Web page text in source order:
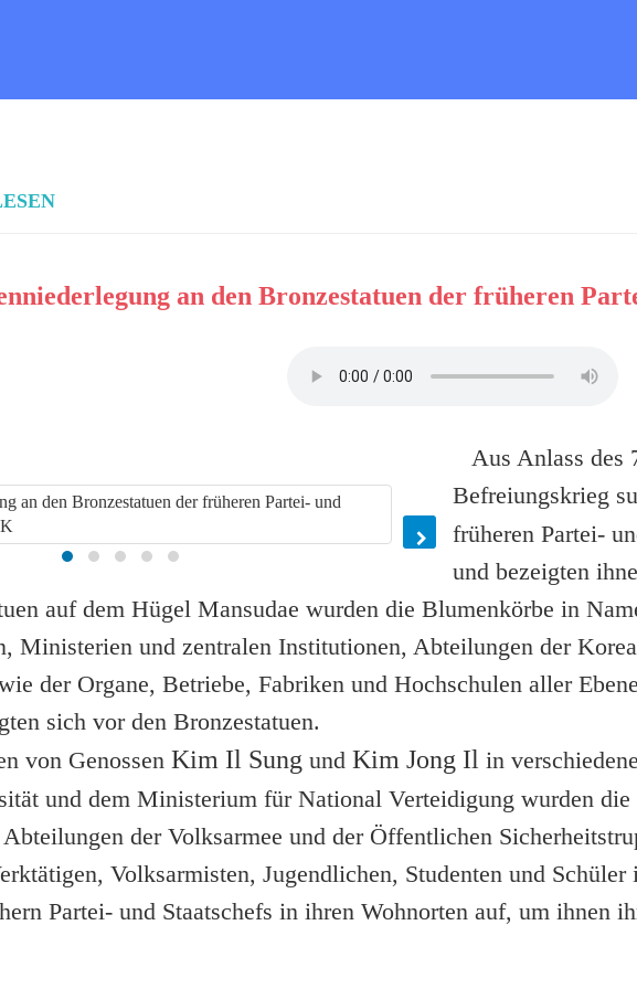
an den Bronzestatuen der früheren
Aus Anlass des
Befreiungskrieg
früheren Partei-
und bezeigten
auf dem Hügel Mansudae wurden die Blumenkörbe in
Ministerien und zentralen Institutionen, Abteilungen der
der Organe, Betriebe, Fabriken und Hochschulen aller
sich vor den Bronzestatuen.
von Genossen Kim Il Sung und Kim Jong Il in
und dem Ministerium für National Verteidigung wurden
der Volksarmee und der Öffentlichen
Volksarmisten, Jugendlichen, Studenten und
Partei- und Staatschefs in ihren Wohnorten auf, um ihnen